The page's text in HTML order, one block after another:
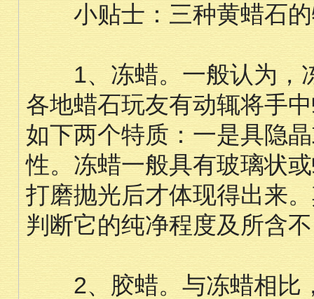
小贴士：三种黄蜡石的
1、冻蜡。一般认为，
各地蜡石玩友有动辄将手
如下两个特质：一是具隐
性。冻蜡一般具有玻璃状
打磨抛光后才体现得出来
判断它的纯净程度及所含
2、胶蜡。与冻蜡相比